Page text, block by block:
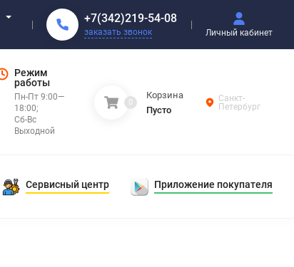
+7(342)219-54-08
заказать звонок Личный кабинет
Режим
работы
Пн-Пт 9:00—
18:00;
Сб-Вс
Выходной
0
Корзина
Пусто
Санкт-
Петербург
Сервисный центр Приложение покупателя